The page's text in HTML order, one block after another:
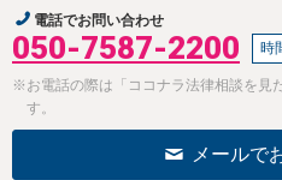
電話でお問い合わせ
050-7587-2200 時
※お電話の際は「ココナラ法律相談を見
す。
メールで